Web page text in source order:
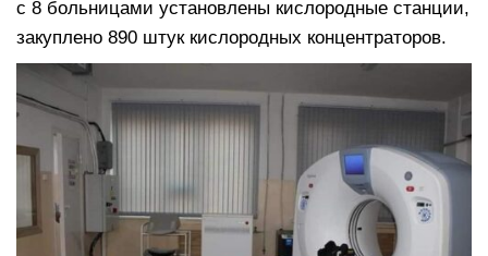
с 8 больницами установлены кислородные станции,
закуплено 890 штук кислородных концентраторов.